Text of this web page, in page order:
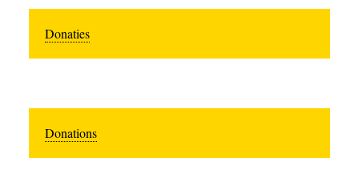
Donaties
Donations